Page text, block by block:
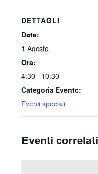
DETTAGLI
Data:
1 Agosto
Ora:
4:30 - 10:30
Categoria Evento:
Eventi speciali
Eventi correlati